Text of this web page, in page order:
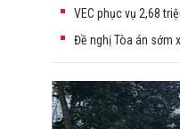
VEC phục vụ 2,68
Đề nghị Tòa án sớm